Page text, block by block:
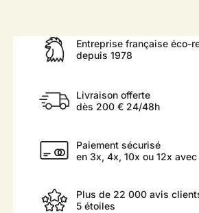
Entreprise française éco-
depuis 1978
Livraison offerte
dès 200 € 24/48h
Paiement sécurisé
en 3x, 4x, 10x ou 12x avec
Plus de 22 000 avis
5 étoiles